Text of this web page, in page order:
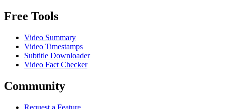
Free Tools
Video Summary
Video Timestamps
Subtitle Downloader
Video Fact Checker
Community
Request a Feature